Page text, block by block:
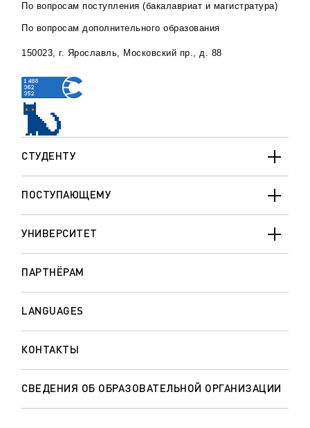
СТУДЕНТУ
ПОСТУПАЮЩЕМУ
УНИВЕРСИТЕТ
ПАРТНЁРАМ
LANGUAGES
КОНТАКТЫ
СВЕДЕНИЯ ОБ ОБРАЗОВАТЕЛЬНОЙ ОРГАНИЗАЦИИ
По вопросам поступления (бакалавриат и магистратура)
По вопросам дополнительного образования
150023, г. Ярославль, Московский пр., д. 88